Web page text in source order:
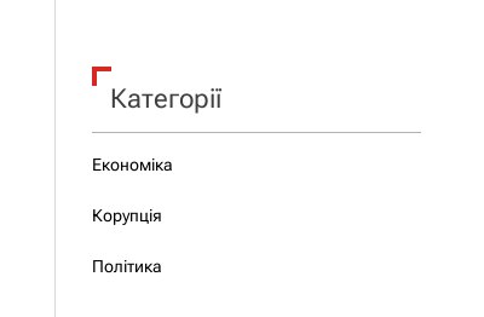
Категорії
Економіка
Корупція
Політика